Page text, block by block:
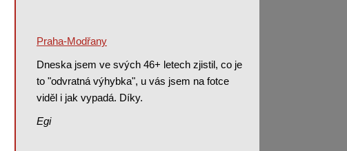
Praha-Modřany
Dneska jsem ve svých 46+ letech zjistil, co je
to "odvratná výhybka", u vás jsem na fotce
viděl i jak vypadá. Díky.
Egi